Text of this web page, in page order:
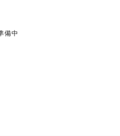
備中